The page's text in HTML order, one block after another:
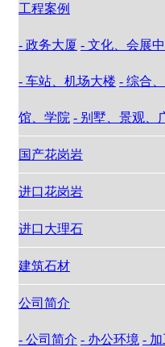
工程案例
- 政务大厦 - 文化、会展
- 车站、机场大楼 - 综合
馆、学院 - 别墅、景观、
国产花岗岩
进口花岗岩
进口大理石
建筑石材
公司简介
- 公司简介 - 办公环境 - 加